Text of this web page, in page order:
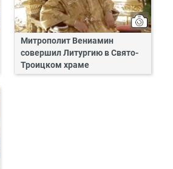
Митрополит Вениамин
совершил Литургию в Свято-
Троицком храме